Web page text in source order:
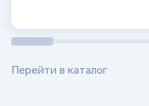
Перейти в каталог